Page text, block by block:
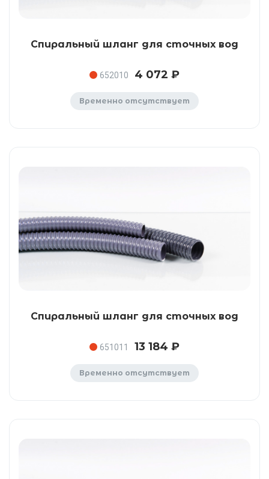
Спиральный шланг для сточных вод
652010 4 072 ₽
Временно отсутствует
Спиральный шланг для сточных вод
651011 13 184 ₽
Временно отсутствует